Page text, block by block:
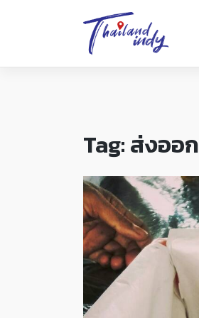
Tag:ส่งออก